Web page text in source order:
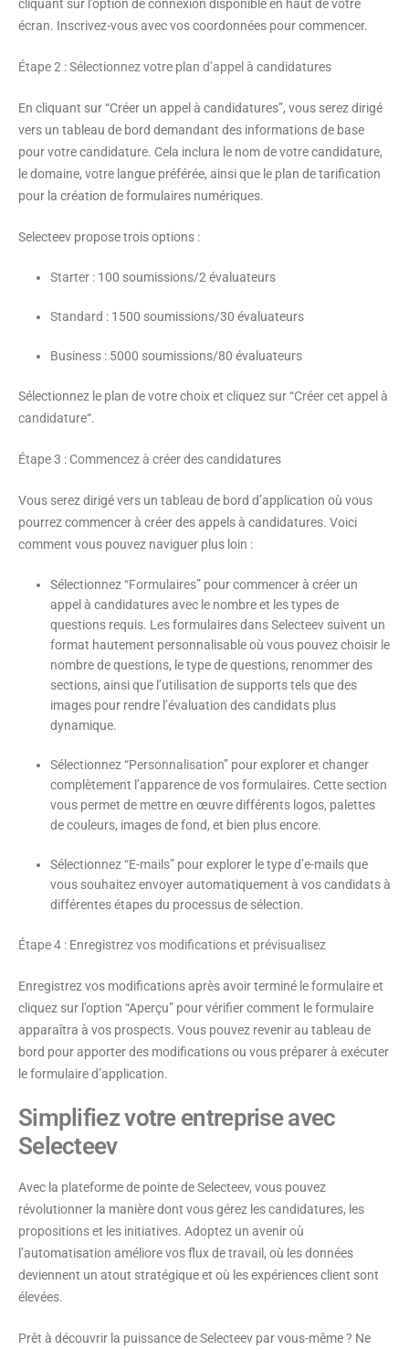
cliquant sur l’option de connexion disponible en haut de votre
écran. Inscrivez-vous avec vos coordonnées pour commencer.
Étape 2 : Sélectionnez votre plan d’appel à candidatures
En cliquant sur “Créer un appel à candidatures”, vous serez dirigé
vers un tableau de bord demandant des informations de base
pour votre candidature. Cela inclura le nom de votre candidature,
le domaine, votre langue préférée, ainsi que le plan de tarification
pour la création de formulaires numériques.
Selecteev propose trois options :
Starter : 100 soumissions/2 évaluateurs
Standard : 1500 soumissions/30 évaluateurs
Business : 5000 soumissions/80 évaluateurs
Sélectionnez le plan de votre choix et cliquez sur “Créer cet appel à
candidature“.
Étape 3 : Commencez à créer des candidatures
Vous serez dirigé vers un tableau de bord d’application où vous
pourrez commencer à créer des appels à candidatures. Voici
comment vous pouvez naviguer plus loin :
Sélectionnez “Formulaires” pour commencer à créer un
appel à candidatures avec le nombre et les types de
questions requis. Les formulaires dans Selecteev suivent un
format hautement personnalisable où vous pouvez choisir le
nombre de questions, le type de questions, renommer des
sections, ainsi que l’utilisation de supports tels que des
images pour rendre l’évaluation des candidats plus
dynamique.
Sélectionnez “Personnalisation” pour explorer et changer
complètement l’apparence de vos formulaires. Cette section
vous permet de mettre en œuvre différents logos, palettes
de couleurs, images de fond, et bien plus encore.
Sélectionnez “E-mails” pour explorer le type d’e-mails que
vous souhaitez envoyer automatiquement à vos candidats à
différentes étapes du processus de sélection.
Étape 4 : Enregistrez vos modifications et prévisualisez
Enregistrez vos modifications après avoir terminé le formulaire et
cliquez sur l’option “Aperçu” pour vérifier comment le formulaire
apparaîtra à vos prospects. Vous pouvez revenir au tableau de
bord pour apporter des modifications ou vous préparer à exécuter
le formulaire d’application.
Simplifiez votre entreprise avec
Selecteev
Avec la plateforme de pointe de Selecteev, vous pouvez
révolutionner la manière dont vous gérez les candidatures, les
propositions et les initiatives. Adoptez un avenir où
l’automatisation améliore vos flux de travail, où les données
deviennent un atout stratégique et où les expériences client sont
élevées.
Prêt à découvrir la puissance de Selecteev par vous-même ? Ne